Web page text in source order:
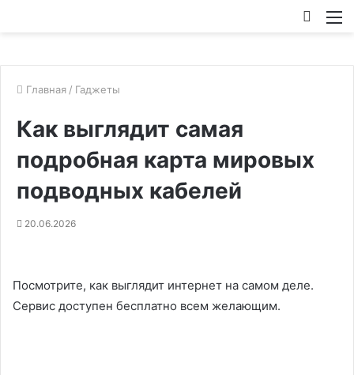
Главная / Гаджеты
Как выглядит самая
подробная карта мировых
подводных кабелей
20.06.2026
Посмотрите, как выглядит интернет на самом деле.
Сервис доступен бесплатно всем желающим.